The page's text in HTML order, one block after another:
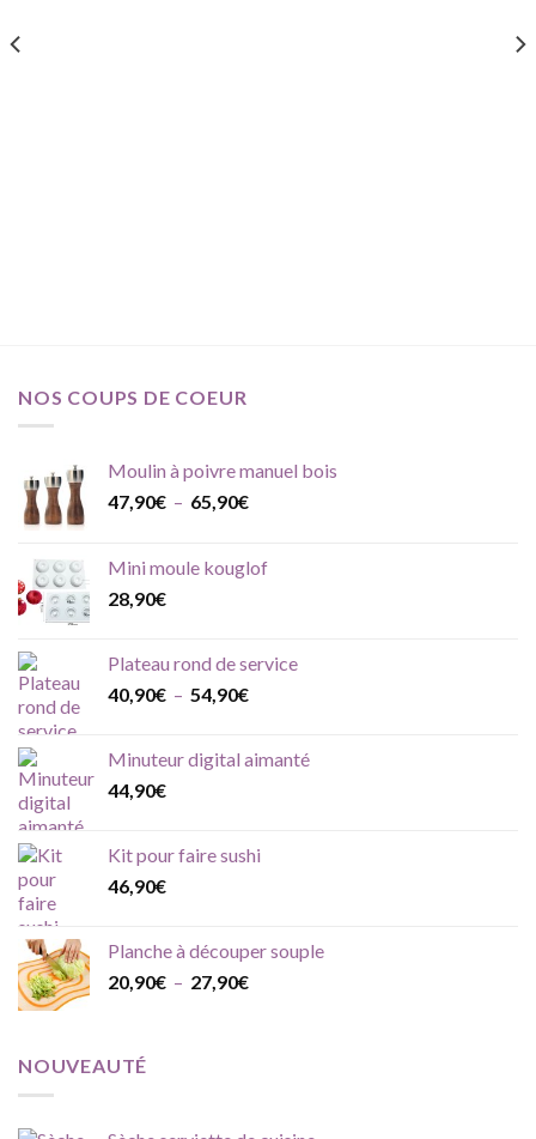
NOS COUPS DE COEUR
Moulin à poivre manuel bois
47,90€ – 65,90€Plage
47,90€
Mini moule kouglof
28,90€
Plateau rond de service
40,90€ – 54,90€Plage
40,90€
Minuteur digital aimanté
44,90€
Kit pour faire sushi
46,90€
Planche à découper souple
20,90€ – 27,90€Plage
NOUVEAUTÉ